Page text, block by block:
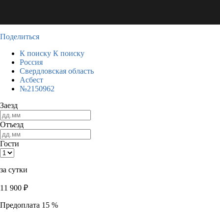
Поделиться
К поиску К поиску
Россия
Свердловская область
Асбест
№2150962
Заезд
Отъезд
Гости
за сутки
11 900 ₽
Предоплата 15 %